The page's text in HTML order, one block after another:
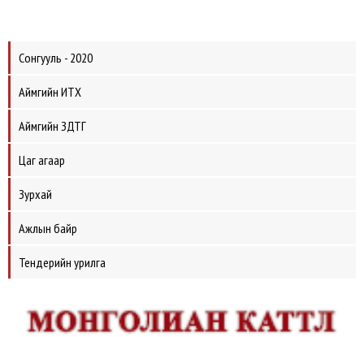
Сонгууль - 2020
Аймгийн ИТХ
Аймгийн ЗДТГ
Цаг агаар
Зурхай
Ажлын байр
Тендерийн урилга